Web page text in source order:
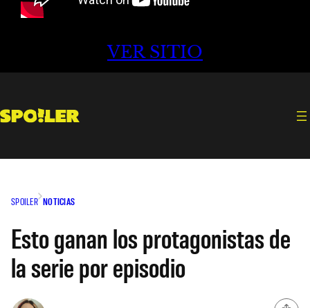
VER SITIO
SPOILER NOTICIAS
Esto ganan los protagonistas de
la serie por episodio